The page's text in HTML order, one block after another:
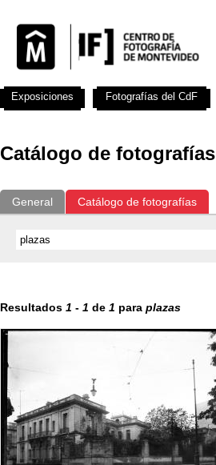
Catálogo de fotografías
General Catálogo de fotografías
Resultados 1 - 1 de 1 para plazas
Exposiciones Fotografías del CdF